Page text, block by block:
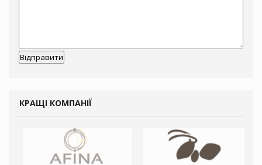
КРАЩІ КОМПАНІЇ